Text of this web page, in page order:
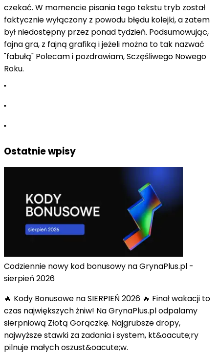
czekać. W momencie pisania tego tekstu tryb został
faktycznie wyłączony z powodu błędu kolejki, a zatem
był niedostępny przez ponad tydzień. Podsumowując,
fajna gra, z fajną grafiką i jeżeli można to tak nazwać
"fabułą" Polecam i pozdrawiam, Sczęśliwego Nowego
Roku.
"
"
"
Ostatnie wpisy
Codziennie nowy kod bonusowy na GrynaPlus.pl -
sierpień 2026
🔥 Kody Bonusowe na SIERPIEŃ 2026 🔥 Finał wakacji to
czas największych żniw! Na GrynaPlus.pl odpalamy
sierpniową Złotą Gorączkę. Najgrubsze dropy,
najwyższe stawki za zadania i system, kt&oacute;ry
pilnuje małych oszust&oacute;w.